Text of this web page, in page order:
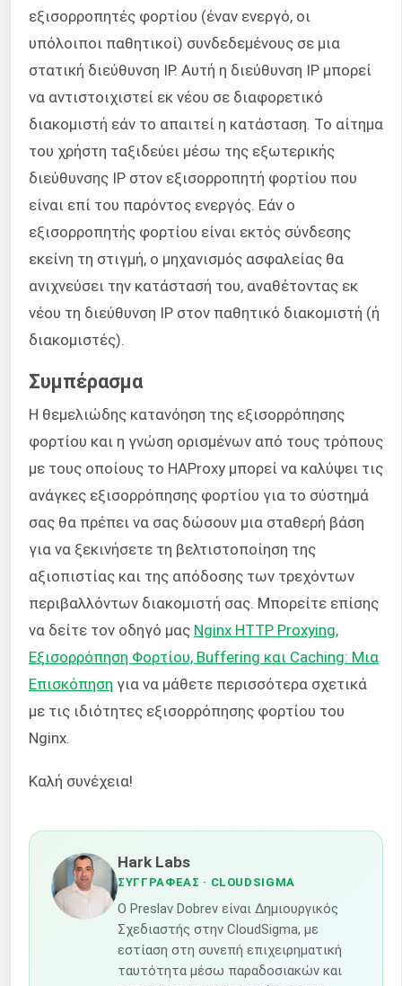
εξισορροπητές φορτίου (έναν ενεργό, οι
υπόλοιποι παθητικοί) συνδεδεμένους σε μια
στατική διεύθυνση IP. Αυτή η διεύθυνση IP μπορεί
να αντιστοιχιστεί εκ νέου σε διαφορετικό
διακομιστή εάν το απαιτεί η κατάσταση. Το αίτημα
του χρήστη ταξιδεύει μέσω της εξωτερικής
διεύθυνσης IP στον εξισορροπητή φορτίου που
είναι επί του παρόντος ενεργός. Εάν ο
εξισορροπητής φορτίου είναι εκτός σύνδεσης
εκείνη τη στιγμή, ο μηχανισμός ασφαλείας θα
ανιχνεύσει την κατάστασή του, αναθέτοντας εκ
νέου τη διεύθυνση IP στον παθητικό διακομιστή (ή
διακομιστές).
Συμπέρασμα
Η θεμελιώδης κατανόηση της εξισορρόπησης
φορτίου και η γνώση ορισμένων από τους τρόπους
με τους οποίους το HAProxy μπορεί να καλύψει τις
ανάγκες εξισορρόπησης φορτίου για το σύστημά
σας θα πρέπει να σας δώσουν μια σταθερή βάση
για να ξεκινήσετε τη βελτιστοποίηση της
αξιοπιστίας και της απόδοσης των τρεχόντων
περιβαλλόντων διακομιστή σας. Μπορείτε επίσης
να δείτε τον οδηγό μας Nginx HTTP Proxying,
Εξισορρόπηση Φορτίου, Buffering και Caching: Μια
Επισκόπηση για να μάθετε περισσότερα σχετικά
με τις ιδιότητες εξισορρόπησης φορτίου του
Nginx.
Καλή συνέχεια!
Hark Labs
ΣΥΓΓΡΑΦΈΑΣ · CLOUDSIGMA
Ο Preslav Dobrev είναι Δημιουργικός
Σχεδιαστής στην CloudSigma, με
εστίαση στη συνεπή επιχειρηματική
ταυτότητα μέσω παραδοσιακών και